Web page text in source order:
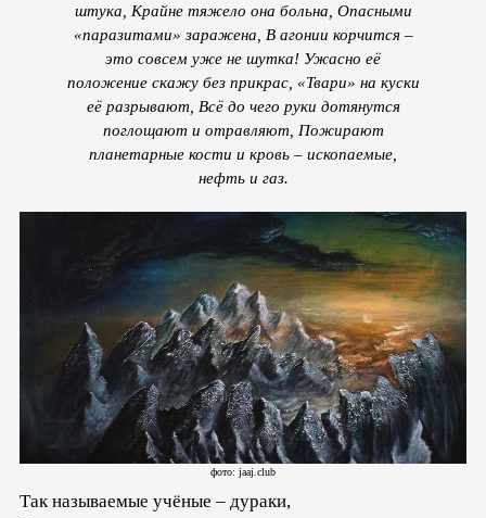
штука, Крайне тяжело она больна, Опасными
«паразитами» заражена, В агонии корчится –
это совсем уже не шутка! Ужасно её
положение скажу без прикрас, «Твари» на куски
её разрывают, Всё до чего руки дотянутся
поглощают и отравляют, Пожирают
планетарные кости и кровь – ископаемые,
нефть и газ.
фото: jaaj.club
Так называемые учёные – дураки,